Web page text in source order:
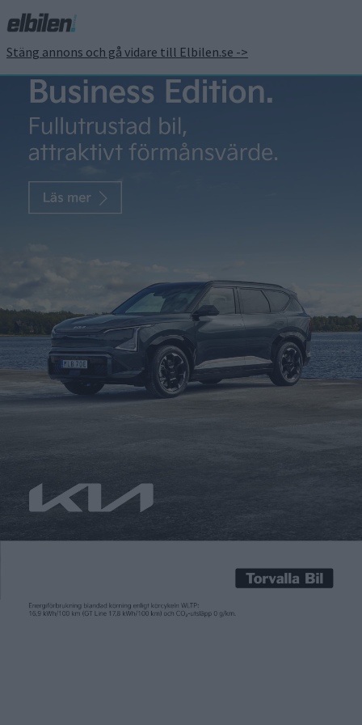
Stäng annons och gå vidare till Elbilen.se ->
Ställ upp med din elbil i
årets elbilsrally! –
anmälan öppen nu!
Fredrik Sandberg
verklig utmaning. Loppet kommer nämligen att ta de tävlande
runt hela Mälaren – en sträcka på minst 30 mil. Och för att
Årets elbilsrally – SECC – körs Mälaren Runt!
Swedish Electric Car Championship – SECC – kommer i årets